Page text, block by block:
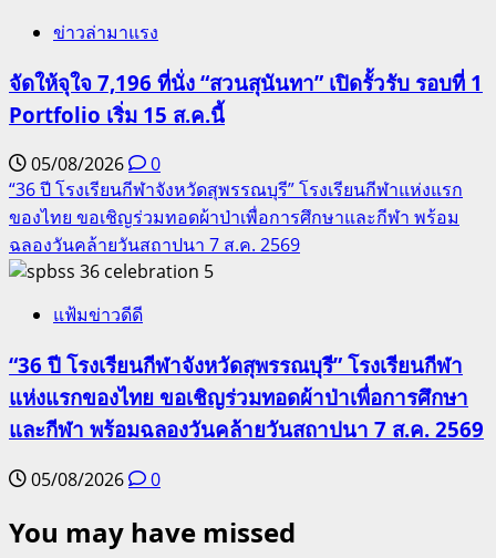
ข่าวล่ามาแรง
จัดให้จุใจ 7,196 ที่นั่ง “สวนสุนันทา” เปิดรั้วรับ รอบที่ 1
Portfolio เริ่ม 15 ส.ค.นี้
05/08/2026
0
“36 ปี โรงเรียนกีฬาจังหวัดสุพรรณบุรี” โรงเรียนกีฬาแห่งแรก
ของไทย ขอเชิญร่วมทอดผ้าป่าเพื่อการศึกษาและกีฬา พร้อม
ฉลองวันคล้ายวันสถาปนา 7 ส.ค. 2569
5
แฟ้มข่าวดีดี
“36 ปี โรงเรียนกีฬาจังหวัดสุพรรณบุรี” โรงเรียนกีฬา
แห่งแรกของไทย ขอเชิญร่วมทอดผ้าป่าเพื่อการศึกษา
และกีฬา พร้อมฉลองวันคล้ายวันสถาปนา 7 ส.ค. 2569
05/08/2026 0
You may have missed